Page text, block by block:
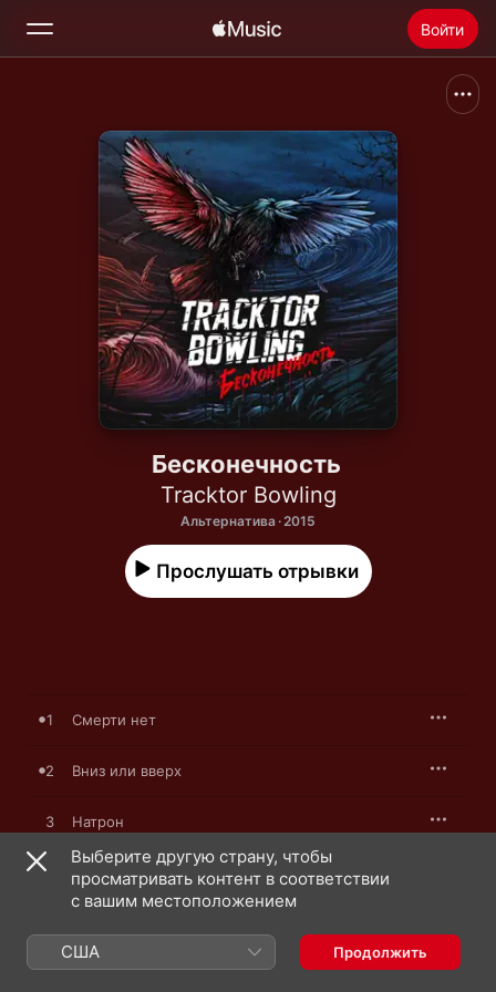
Войти
Главная
Установить Apple Music
Бесконечность
Tracktor Bowling
Альтернатива · 2015
Прослушать отрывки
1 Смерти нет
2 Вниз или вверх
3 Натрон
4 Я жива
6 Война
Выберите другую страну, чтобы
просматривать контент в соответствии
с вашим местоположением
США Продолжить